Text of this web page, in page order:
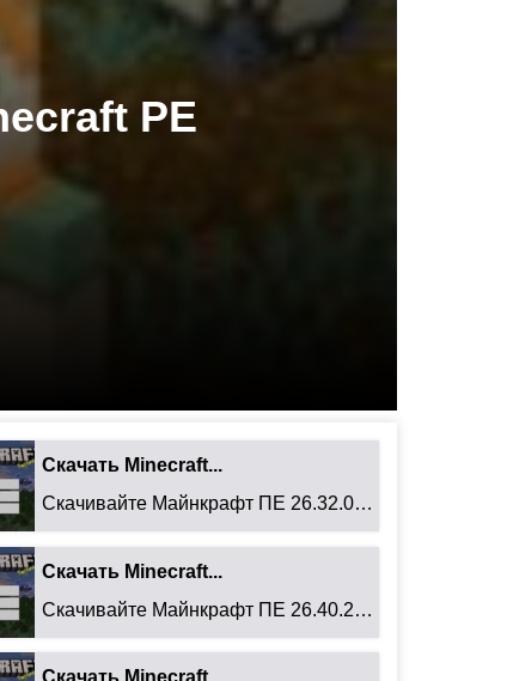
PE
Скачать Minecraft...
Скачивайте Майнкрафт ПЕ 26.32.02 для Android: ...
Скачать Minecraft...
Скачивайте Майнкрафт ПЕ 26.40.27 для Android: ...
Скачать Minecraft...